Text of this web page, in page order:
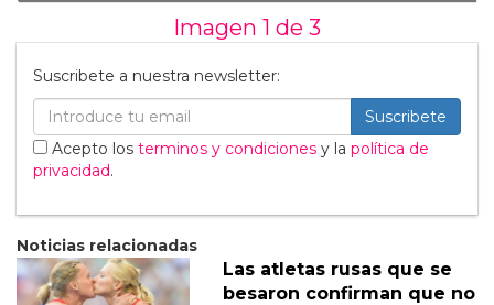
Imagen 1 de 3
Suscribete a nuestra newsletter:
Suscribete
Acepto los terminos y condiciones y la política de
privacidad.
Noticias relacionadas
Las atletas rusas que se
besaron confirman que no